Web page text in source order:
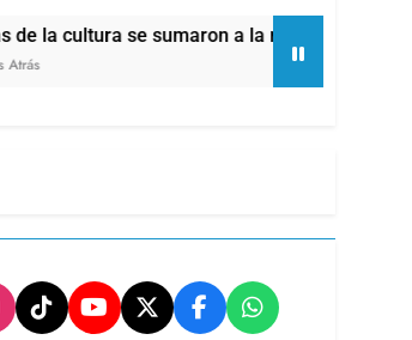
a la marcha frente al Congreso contra la Ley